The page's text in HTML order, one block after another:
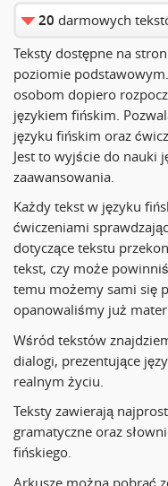
20 darmowych
Teksty dostępne na
poziomie
osobom dopiero
językiem fińskim.
języku fińskim oraz
Jest to wyjście do nauki
zaawansowania.
Każdy tekst w języku
ćwiczeniami
dotyczące tekstu
tekst, czy może
temu możemy sami się
opanowaliśmy już
Wśród tekstów
dialogi, prezentujące
realnym życiu.
Teksty zawierają
gramatyczne oraz
fińskiego.
Arkusze można pobrać